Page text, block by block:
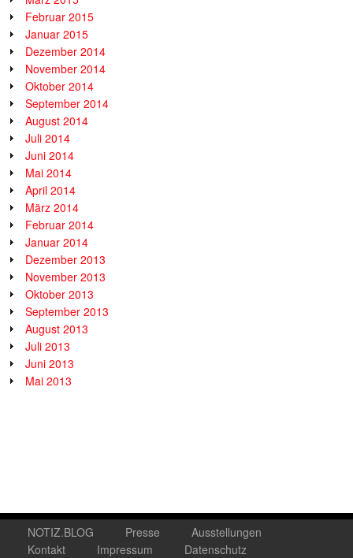
Februar 2015
Januar 2015
Dezember 2014
November 2014
Oktober 2014
September 2014
August 2014
Juli 2014
Juni 2014
Mai 2014
April 2014
März 2014
Februar 2014
Januar 2014
Dezember 2013
November 2013
Oktober 2013
September 2013
August 2013
Juli 2013
Juni 2013
Mai 2013
NOTIZ.BLOG Presse
Ausstellungen
Kontakt
Impressum Datenschutz